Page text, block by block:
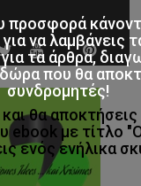
προσφορά
να λαμβάνεις
τα άρθρα,
που θα
συνδρομητές!
θα
ebook με τίτλο
ενός ενήλικα